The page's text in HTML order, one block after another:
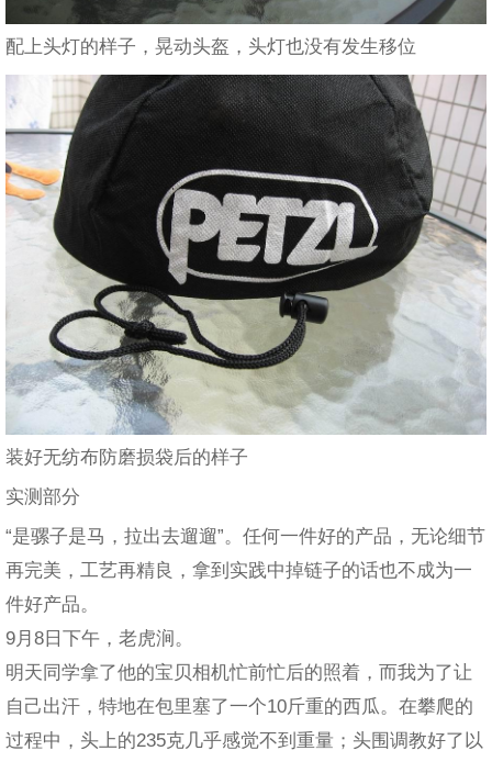
配上头灯的样子，晃动头盔，头灯也没有发生移位
装好无纺布防磨损袋后的样子
实测部分
“是骡子是马，拉出去遛遛”。任何一件好的产品，无论细节
再完美，工艺再精良，拿到实践中掉链子的话也不成为一
件好产品。
9月8日下午，老虎涧。
明天同学拿了他的宝贝相机忙前忙后的照着，而我为了让
自己出汗，特地在包里塞了一个10斤重的西瓜。在攀爬的
过程中，头上的235克几乎感觉不到重量；头围调教好了以